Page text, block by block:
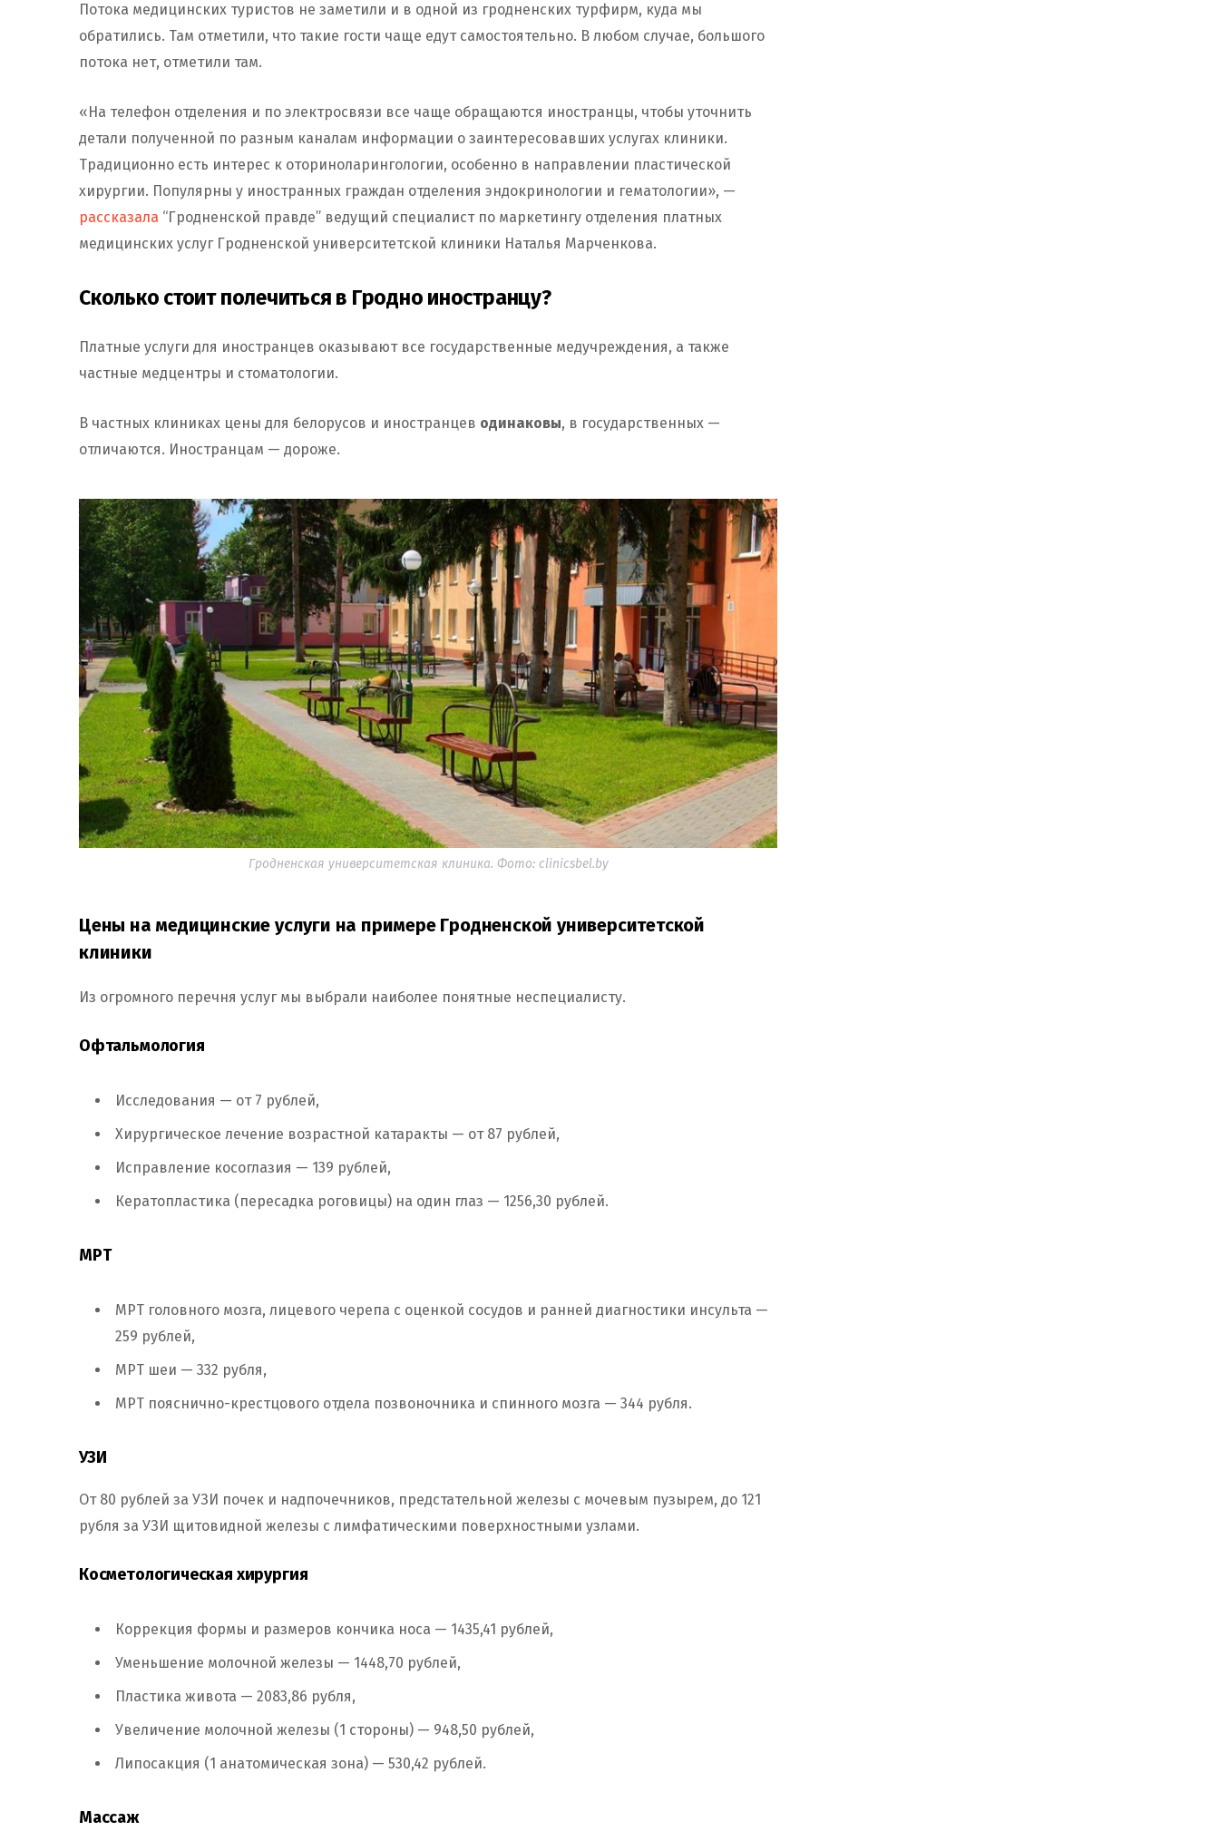
Потока медицинских туристов не заметили и в одной из гродненских турфирм, куда мы
обратились. Там отметили, что такие гости чаще едут самостоятельно. В любом случае, большого
потока нет, отметили там.
«На телефон отделения и по электросвязи все чаще обращаются иностранцы, чтобы уточнить
детали полученной по разным каналам информации о заинтересовавших услугах клиники.
Традиционно есть интерес к оториноларингологии, особенно в направлении пластической
хирургии. Популярны у иностранных граждан отделения эндокринологии и гематологии», —
рассказала “Гродненской правде” ведущий специалист по маркетингу отделения платных
медицинских услуг Гродненской университетской клиники Наталья Марченкова.
Сколько стоит полечиться в Гродно иностранцу?
Платные услуги для иностранцев оказывают все государственные медучреждения, а также
частные медцентры и стоматологии.
В частных клиниках цены для белорусов и иностранцев одинаковы, в государственных —
отличаются. Иностранцам — дороже.
Гродненская университетская клиника. Фото: clinicsbel.by
Цены на медицинские услуги на примере Гродненской университетской
клиники
Из огромного перечня услуг мы выбрали наиболее понятные неспециалисту.
Офтальмология
Исследования — от 7 рублей,
Хирургическое лечение возрастной катаракты — от 87 рублей,
Исправление косоглазия — 139 рублей,
Кератопластика (пересадка роговицы) на один глаз — 1256,30 рублей.
МРТ
МРТ головного мозга, лицевого черепа с оценкой сосудов и ранней диагностики инсульта —
259 рублей,
МРТ шеи — 332 рубля,
МРТ пояснично-крестцового отдела позвоночника и спинного мозга — 344 рубля.
УЗИ
От 80 рублей за УЗИ почек и надпочечников, предстательной железы с мочевым пузырем, до 121
рубля за УЗИ щитовидной железы с лимфатическими поверхностными узлами.
Косметологическая хирургия
Коррекция формы и размеров кончика носа — 1435,41 рублей,
Уменьшение молочной железы — 1448,70 рублей,
Пластика живота — 2083,86 рубля,
Увеличение молочной железы (1 стороны) — 948,50 рублей,
Липосакция (1 анатомическая зона) — 530,42 рублей.
Массаж